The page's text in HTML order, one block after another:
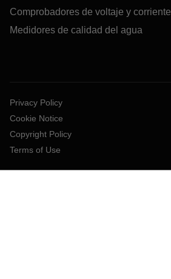
Comprobadores de voltaje y corriente
Medidores de calidad del agua
Privacy Policy
Cookie Notice
Copyright Policy
Terms of Use